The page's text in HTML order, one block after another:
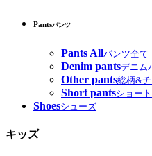
Pantsパンツ
Pants Allパンツ全て
Denim pantsデニム
Other pants総柄&
Short pantsショー
Shoesシューズ
キッズ